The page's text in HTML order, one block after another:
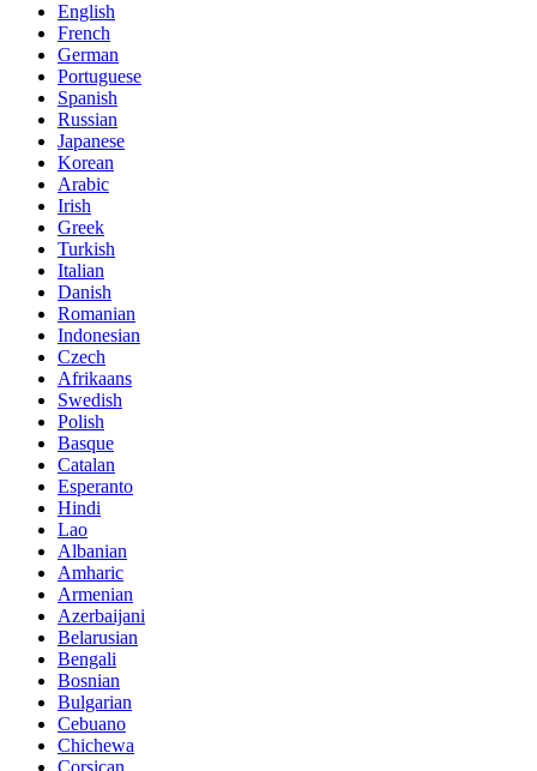
English
French
German
Portuguese
Spanish
Russian
Japanese
Korean
Arabic
Irish
Greek
Turkish
Italian
Danish
Romanian
Indonesian
Czech
Afrikaans
Swedish
Polish
Basque
Catalan
Esperanto
Hindi
Lao
Albanian
Amharic
Armenian
Azerbaijani
Belarusian
Bengali
Bosnian
Bulgarian
Cebuano
Chichewa